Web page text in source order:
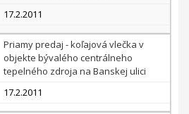
17.2.2011
Priamy predaj - koľajová vlečka v
objekte bývalého centrálneho
tepelného zdroja na Banskej ulici
17.2.2011